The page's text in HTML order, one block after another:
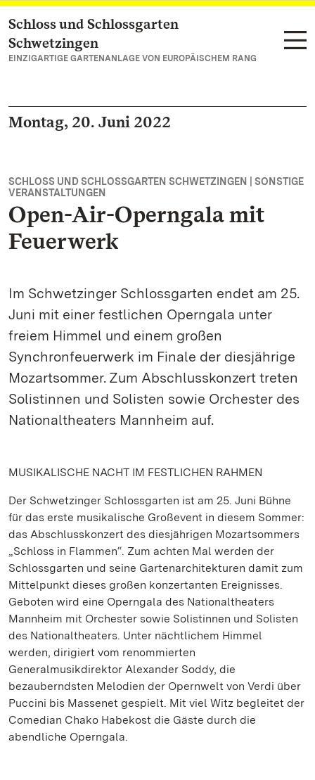
Zum Hauptinhalt springen
Schloss und Schlossgarten
Schwetzingen
EINZIGARTIGE GARTENANLAGE VON EUROPÄISCHEM RANG
Montag, 20. Juni 2022
SCHLOSS UND SCHLOSSGARTEN SCHWETZINGEN | SONSTIGE
VERANSTALTUNGEN
Open-Air-Operngala mit
Feuerwerk
Im Schwetzinger Schlossgarten endet am 25.
Juni mit einer festlichen Operngala unter
freiem Himmel und einem großen
Synchronfeuerwerk im Finale der diesjährige
Mozartsommer. Zum Abschlusskonzert treten
Solistinnen und Solisten sowie Orchester des
Nationaltheaters Mannheim auf.
MUSIKALISCHE NACHT IM FESTLICHEN RAHMEN
Der Schwetzinger Schlossgarten ist am 25. Juni Bühne
für das erste musikalische Großevent in diesem Sommer:
das Abschlusskonzert des diesjährigen Mozartsommers
„Schloss in Flammen“. Zum achten Mal werden der
Schlossgarten und seine Gartenarchitekturen damit zum
Mittelpunkt dieses großen konzertanten Ereignisses.
Geboten wird eine Operngala des Nationaltheaters
Mannheim mit Orchester sowie Solistinnen und Solisten
des Nationaltheaters. Unter nächtlichem Himmel
werden, dirigiert vom renommierten
Generalmusikdirektor Alexander Soddy, die
bezauberndsten Melodien der Opernwelt von Verdi über
Puccini bis Massenet gespielt. Mit viel Witz begleitet der
Comedian Chako Habekost die Gäste durch die
abendliche Operngala.